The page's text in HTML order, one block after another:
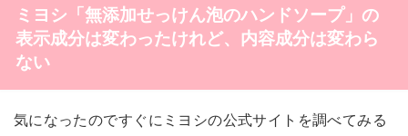
ミヨシ「無添加せっけん泡のハンドソープ」の
表示成分は変わったけれど、内容成分は変わら
ない
気になったのですぐにミヨシの公式サイトを調べてみる